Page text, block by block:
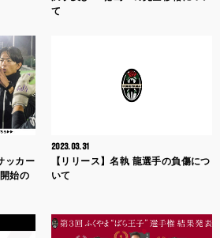
て
ッカー
始の
2023.03.31
【リリース】名執 龍選手の負傷につ
いて